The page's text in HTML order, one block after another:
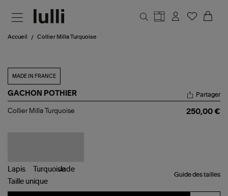
Accueil Collier Milla Turquoise
MADE IN FRANCE
GACHON POTHIER
Collier
Partager
Collier Milla Turquoise 250,00 €
Guide des tailles
Taille unique